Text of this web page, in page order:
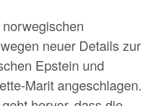
neuer Details zur
Epstein und
Marit angeschlagen.